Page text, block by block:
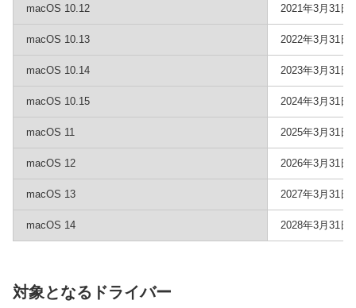
macOS 10.12 2021年3月31日
macOS 10.13 2022年3月31日
macOS 10.14 2023年3月31日
macOS 10.15 2024年3月31日
macOS 11 2025年3月31日
macOS 12 2026年3月31日
macOS 13 2027年3月31日
macOS 14 2028年3月31日
対象となるドライバー